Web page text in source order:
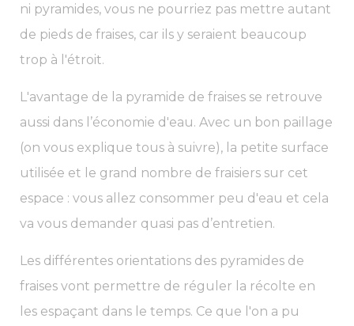
ni pyramides, vous ne pourriez pas mettre autant
de pieds de fraises, car ils y seraient beaucoup
trop à l'étroit.
L'avantage de la pyramide de fraises se retrouve
aussi dans l’économie d'eau. Avec un bon paillage
(on vous explique tous à suivre), la petite surface
utilisée et le grand nombre de fraisiers sur cet
espace : vous allez consommer peu d'eau et cela
va vous demander quasi pas d’entretien.
Les différentes orientations des pyramides de
fraises vont permettre de réguler la récolte en
les espaçant dans le temps. Ce que l'on a pu